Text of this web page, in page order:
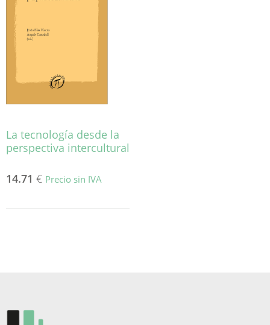
La tecnología desde la
perspectiva intercultural
14.71 € Precio sin IVA